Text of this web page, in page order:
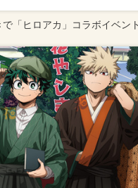
「ヒロアカ」コラボイベン